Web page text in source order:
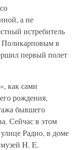
а не
истребитель
в
первый полет
как сами
рождения,
бывшего
Сейчас в этом
Радио, в доме
H. E.